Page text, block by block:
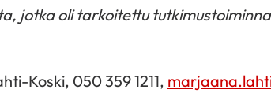
jotka oli tarkoitettu
Koski, 050 359 1211,